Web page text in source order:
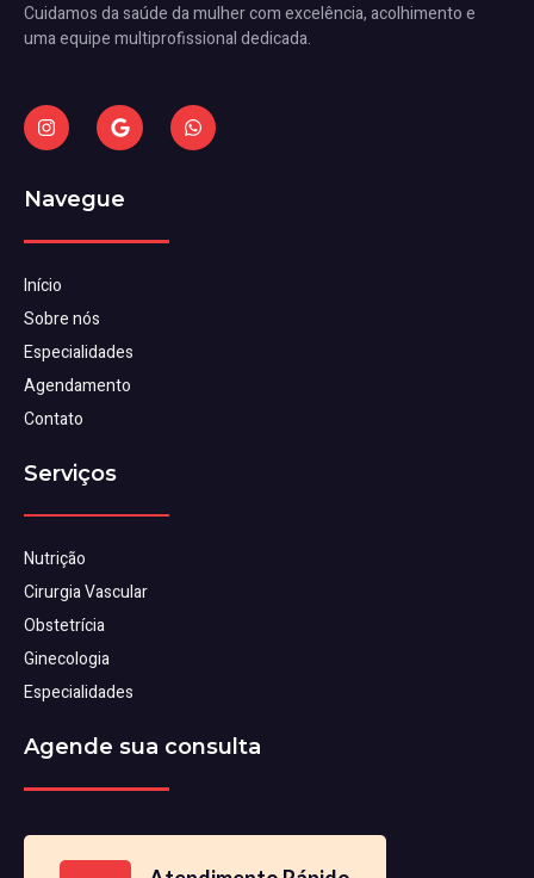
Cuidamos da saúde da mulher com excelência, acolhimento e
uma equipe multiprofissional dedicada.
Navegue
Início
Sobre nós
Especialidades
Agendamento
Contato
Serviços
Nutrição
Cirurgia Vascular
Obstetrícia
Ginecologia
Especialidades
Agende sua consulta